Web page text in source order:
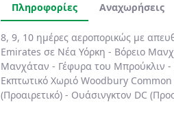
Πληροφορίες Αναχωρήσεις
8, 9, 10 ημέρες αεροπορικώς με
Emirates σε Νέα Υόρκη - Βόρειο
Μανχάταν - Γέφυρα του Μπρούκλιν -
Εκπτωτικό Χωριό Woodbury
(Προαιρετικό)- Ουάσινγκτον DC